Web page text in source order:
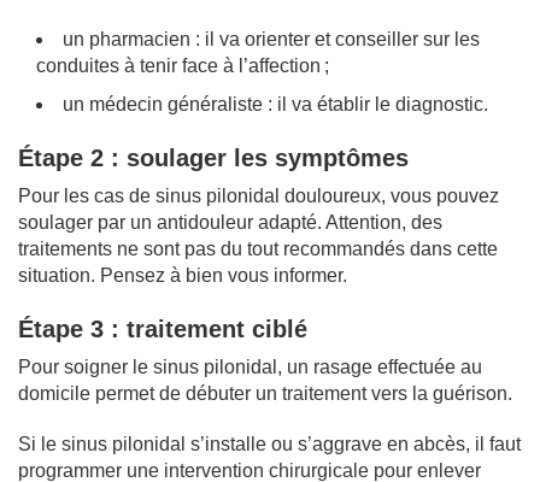
un pharmacien : il va orienter et conseiller sur les
conduites à tenir face à l’affection ;
un médecin généraliste : il va établir le diagnostic.
Étape 2 : soulager les symptômes
Pour les cas de sinus pilonidal douloureux, vous pouvez
soulager par un antidouleur adapté. Attention, des
traitements ne sont pas du tout recommandés dans cette
situation. Pensez à bien vous informer.
Étape 3 : traitement ciblé
Pour soigner le sinus pilonidal, un rasage effectuée au
domicile permet de débuter un traitement vers la guérison.
Si le sinus pilonidal s’installe ou s’aggrave en abcès, il faut
programmer une intervention chirurgicale pour enlever